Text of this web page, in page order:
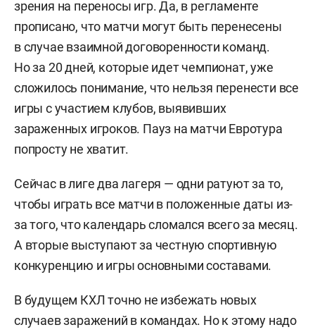
зрения на переносы игр. Да, в регламенте
прописано, что матчи могут быть перенесены
в случае взаимной договоренности команд.
Но за 20 дней, которые идет чемпионат, уже
сложилось понимание, что нельзя перенести все
игры с участием клубов, выявивших
зараженных игроков. Пауз на матчи Евротура
попросту не хватит.
Сейчас в лиге два лагеря — одни ратуют за то,
чтобы играть все матчи в положенные даты из-
за того, что календарь сломался всего за месяц.
А вторые выступают за честную спортивную
конкуренцию и игры основными составами.
В будущем КХЛ точно не избежать новых
случаев заражений в командах. Но к этому надо